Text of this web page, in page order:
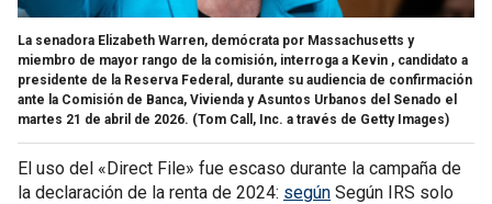
La senadora Elizabeth Warren, demócrata por Massachusetts y
miembro de mayor rango de la comisión, interroga a Kevin , candidato a
presidente de la Reserva Federal, durante su audiencia de confirmación
ante la Comisión de Banca, Vivienda y Asuntos Urbanos del Senado el
martes 21 de abril de 2026. (Tom Call, Inc. a través de Getty Images)
El uso del «Direct File» fue escaso durante la campaña de
la declaración de la renta de 2024: según Según IRS solo